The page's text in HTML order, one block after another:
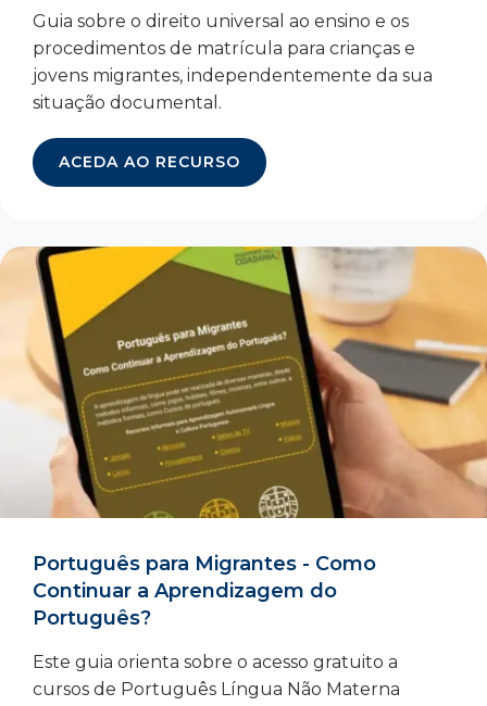
Guia sobre o direito universal ao ensino e os
procedimentos de matrícula para crianças e
jovens migrantes, independentemente da sua
situação documental.
ACEDA AO RECURSO
Português para Migrantes - Como
Continuar a Aprendizagem do
Português?
Este guia orienta sobre o acesso gratuito a
cursos de Português Língua Não Materna